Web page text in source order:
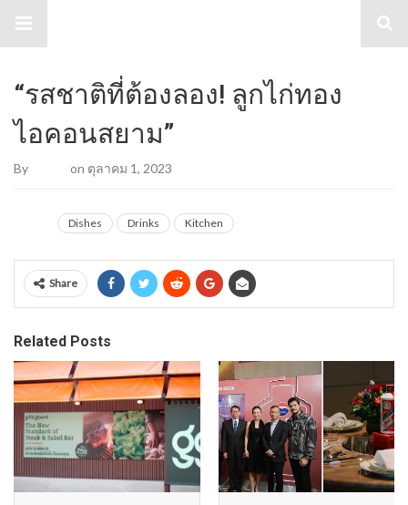
“รสชาติที่ต้องลอง! ลูกไก่ทอง
ไอคอนสยาม”
By on ตุลาคม 1, 2023
Dishes Drinks Kitchen
Share
Related Posts